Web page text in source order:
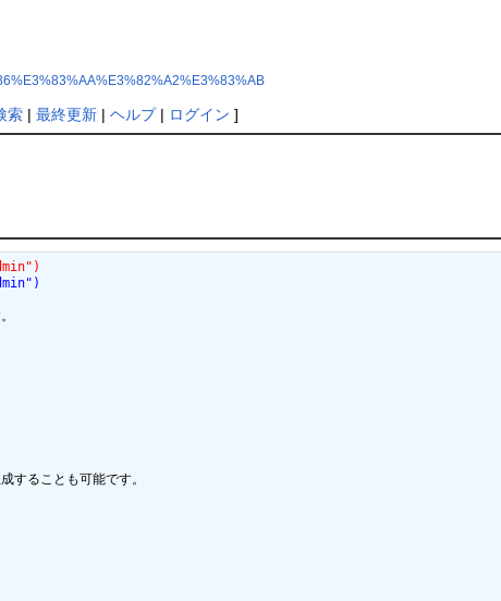
索| 最終更新| ヘルプ| ログイン ]
することも可能です。